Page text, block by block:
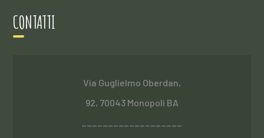
CONTATTI
Via Guglielmo Oberdan,
92, 70043 Monopoli BA